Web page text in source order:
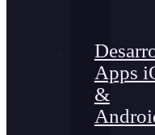
Apps
&